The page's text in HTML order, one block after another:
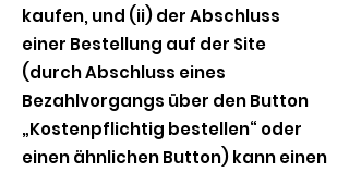
kaufen, und (ii) der Abschluss
einer Bestellung auf der Site
(durch Abschluss eines
Bezahlvorgangs über den Button
„Kostenpflichtig bestellen“ oder
einen ähnlichen Button) kann einen